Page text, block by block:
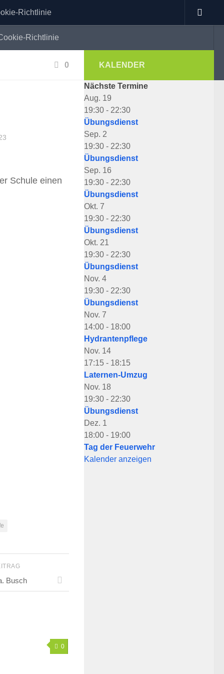
Richtlinie
Richtlinie
0
Schule einen
Busch
0
KALENDER
Nächste Termine
Aug. 19
19:30 - 22:30
Übungsdienst
Sep. 2
19:30 - 22:30
Übungsdienst
Sep. 16
19:30 - 22:30
Übungsdienst
Okt. 7
19:30 - 22:30
Übungsdienst
Okt. 21
19:30 - 22:30
Übungsdienst
Nov. 4
19:30 - 22:30
Übungsdienst
Nov. 7
14:00 - 18:00
Hydrantenpflege
Nov. 14
17:15 - 18:15
Laternen-Umzug
Nov. 18
19:30 - 22:30
Übungsdienst
Dez. 1
18:00 - 19:00
Tag der Feuerwehr
Kalender anzeigen